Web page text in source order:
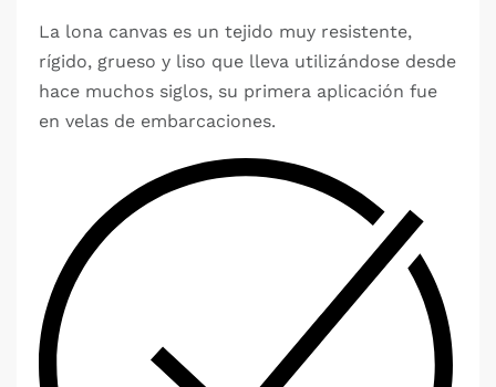
La lona canvas es un tejido muy resistente,
rígido, grueso y liso que lleva utilizándose desde
hace muchos siglos, su primera aplicación fue
en velas de embarcaciones.